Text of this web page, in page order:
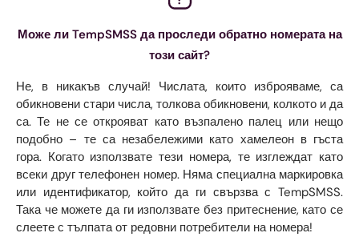
Може ли TempSMSS да проследи обратно номерата на
този сайт?
Не, в никакъв случай! Числата, които изброяваме, са
обикновени стари числа, толкова обикновени, колкото и да
са. Те не се открояват като възпалено палец или нещо
подобно – те са незабележими като хамелеон в гъста
гора. Когато използвате тези номера, те изглеждат като
всеки друг телефонен номер. Няма специална маркировка
или идентификатор, който да ги свързва с TempSMSS.
Така че можете да ги използвате без притеснение, като се
слеете с тълпата от редовни потребители на номера!